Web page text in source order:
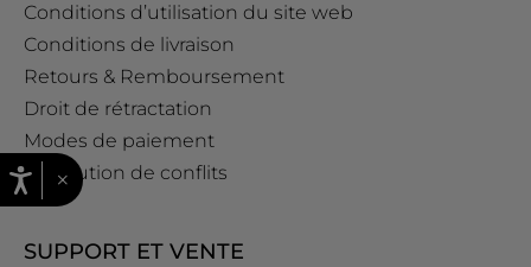
Conditions d’utilisation du site web
Conditions de livraison
Retours & Remboursement
Droit de rétractation
Modes de paiement
Résolution de conflits
SUPPORT ET VENTE
×